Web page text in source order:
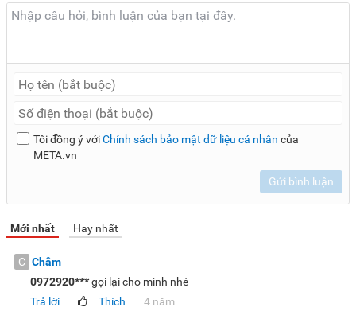
Tôi đồng ý vớiChính sách bảo mật dữ liệu cá nhân của
META.vn
Gửi bình luận
Mới nhất Hay nhất
C Châm
0972920***gọi lại cho mình nhé
Trả lời
Thích 4 năm